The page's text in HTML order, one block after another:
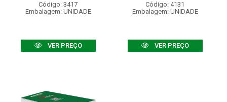
Código: 3417
Embalagem: UNIDADE
VER PREÇO
Código: 4131
Embalagem: UNIDADE
VER PREÇO